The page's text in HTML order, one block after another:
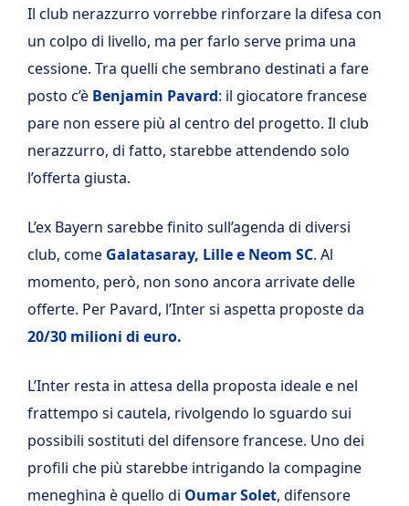
Il club nerazzurro vorrebbe rinforzare la difesa con
un colpo di livello, ma per farlo serve prima una
cessione. Tra quelli che sembrano destinati a fare
posto c’è Benjamin Pavard: il giocatore francese
pare non essere più al centro del progetto. Il club
nerazzurro, di fatto, starebbe attendendo solo
l’offerta giusta.
L’ex Bayern sarebbe finito sull’agenda di diversi
club, come Galatasaray, Lille e Neom SC. Al
momento, però, non sono ancora arrivate delle
offerte. Per Pavard, l’Inter si aspetta proposte da
20/30 milioni di euro.
L’Inter resta in attesa della proposta ideale e nel
frattempo si cautela, rivolgendo lo sguardo sui
possibili sostituti del difensore francese. Uno dei
profili che più starebbe intrigando la compagine
meneghina è quello di Oumar Solet, difensore